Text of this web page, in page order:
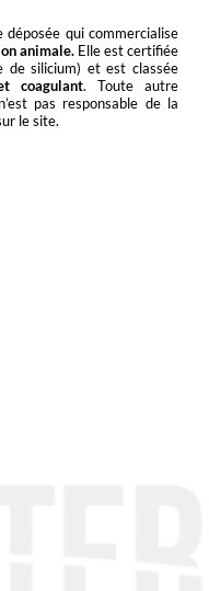
qui commercialise
animale. Elle est certifiée
de silicium) et est classée
coagulant. Toute autre
pas responsable de la
le site.